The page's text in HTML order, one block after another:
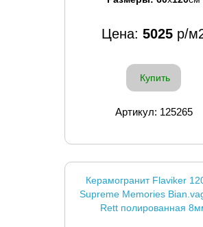
Цена: 5025 р/
Купить
Артикул: 125265
Керамогранит Flaviker
Supreme Memories
Rett полированная